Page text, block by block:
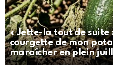
« Jette-la tout de suite
courgette de mon
maraîcher en plein